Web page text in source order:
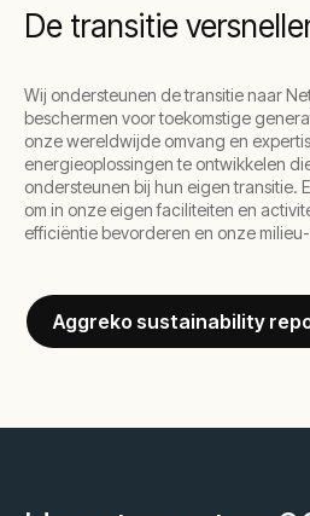
De transitie
Wij ondersteunen de transitie naar
beschermen voor toekomstige
onze wereldwijde omvang en
energieoplossingen te ontwikkelen
ondersteunen bij hun eigen transitie.
om in onze eigen faciliteiten en
efficiëntie bevorderen en onze
Aggreko sustainability